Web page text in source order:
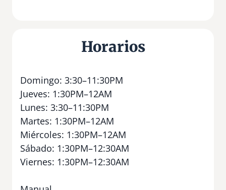
Horarios
Domingo: 3:30–11:30PM
Jueves: 1:30PM–12AM
Lunes: 3:30–11:30PM
Martes: 1:30PM–12AM
Miércoles: 1:30PM–12AM
Sábado: 1:30PM–12:30AM
Viernes: 1:30PM–12:30AM